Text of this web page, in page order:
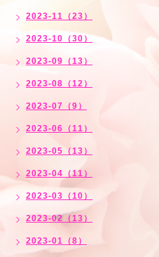
2023-11（23）
2023-10（30）
2023-09（13）
2023-08（12）
2023-07（9）
2023-06（11）
2023-05（13）
2023-04（11）
2023-03（10）
2023-02（13）
2023-01（8）